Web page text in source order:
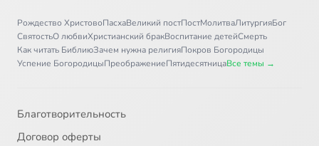
Рождество ХристовоПасхаВеликий постПостМолитваЛитургияБог
СвятостьО любвиХристианский бракВоспитание детейСмерть
Как читать БиблиюЗачем нужна религияПокров Богородицы
Успение БогородицыПреображениеПятидесятницаВсе темы →
Благотворительность
Договор оферты